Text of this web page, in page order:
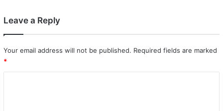
Leave a Reply
Your email address will not be published. Required fields are marked
*